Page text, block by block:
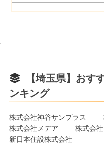
【埼玉県】おす
ンキング
株式会社神谷サンプラス
株式会社メデア
株式会
新日本住設株式会社